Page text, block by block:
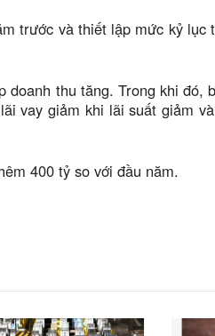
trước và thiết lập mức kỷ lục
thu tăng. Trong khi đó,
vay giảm khi lãi suất giảm
400 tỷ so với đầu năm.